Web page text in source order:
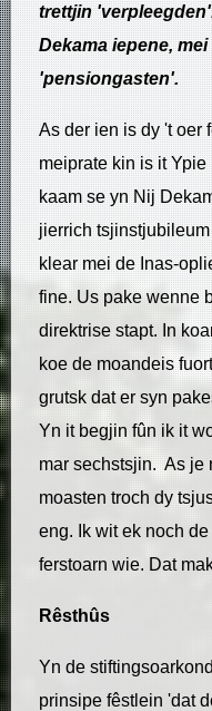
trettjin
Dekama iepene,
'pensiongasten'.
As der ien is dy 't oer
meiprate kin is it
kaam se yn Nij
jierrich
klear mei de Inas-
fine. Us pake wenne
direktrise stapt. In
koe de moandeis
grutsk dat er syn
Yn it begjin fûn ik it
mar sechstsjin. As je
moasten troch dy
eng. Ik wit ek noch
ferstoarn wie. Dat
Rêsthûs
Yn de
prinsipe fêstlein 'dat